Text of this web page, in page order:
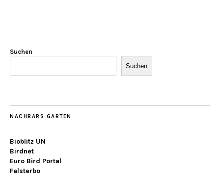
Suchen
Suchen
NACHBARS GARTEN
Bioblitz UN
Birdnet
Euro Bird Portal
Falsterbo